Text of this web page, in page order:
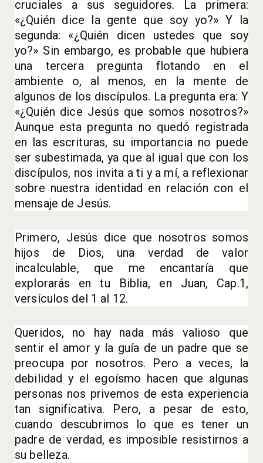
cruciales a sus seguidores. La primera:
«¿Quién dice la gente que soy yo?» Y la
segunda: «¿Quién dicen ustedes que soy
yo?» Sin embargo, es probable que hubiera
una tercera pregunta flotando en el
ambiente o, al menos, en la mente de
algunos de los discípulos. La pregunta era: Y
«¿Quién dice Jesús que somos nosotros?»
Aunque esta pregunta no quedó registrada
en las escrituras, su importancia no puede
ser subestimada, ya que al igual que con los
discípulos, nos invita a ti y a mí, a reflexionar
sobre nuestra identidad en relación con el
mensaje de Jesús.
Primero, Jesús dice que nosotros somos
hijos de Dios, una verdad de valor
incalculable, que me encantaría que
explorarás en tu Biblia, en Juan, Cap.1,
versículos del 1 al 12.
Queridos, no hay nada más valioso que
sentir el amor y la guía de un padre que se
preocupa por nosotros. Pero a veces, la
debilidad y el egoísmo hacen que algunas
personas nos privemos de esta experiencia
tan significativa. Pero, a pesar de esto,
cuando descubrimos lo que es tener un
padre de verdad, es imposible resistirnos a
su belleza.